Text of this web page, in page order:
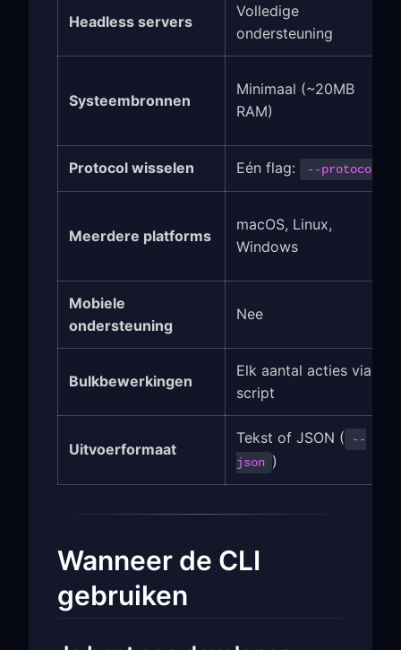
Headless servers
Volledige
ondersteuning
Systeembronnen
Minimaal (~20MB
RAM)
Protocol wisselen Eén flag: --protocol
Meerdere platforms
macOS, Linux,
Windows
Mobiele
ondersteuning
Nee
Bulkbewerkingen
Elk aantal acties via
script
Uitvoerformaat
Tekst of JSON (
--
json )
Wanneer de CLI
gebruiken